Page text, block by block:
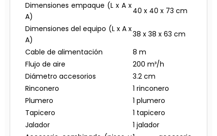
Dimensiones empaque (L x A x
A)
40 x 40 x 73 cm
Dimensiones del equipo (L x A x
A)
38 x 38 x 63 cm
Cable de alimentación
8 m
Flujo de aire
200 m³/h
Diámetro accesorios
3.2 cm
Rinconero
1 rinconero
Plumero
1 plumero
Tapicero
1 tapicero
Jalador
1 jalador